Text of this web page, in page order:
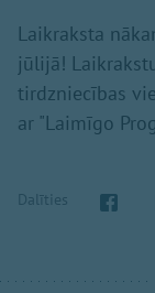
Laikraksta
jūlijā!
tirdzniecības
ar "Laimīgo
Dalīties